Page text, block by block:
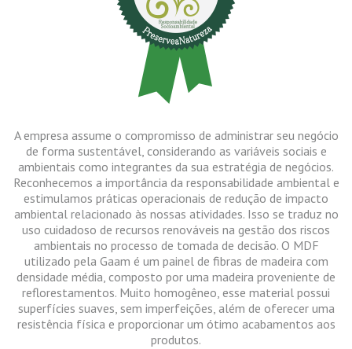
A empresa assume o compromisso de administrar seu negócio
de forma sustentável, considerando as variáveis sociais e
ambientais como integrantes da sua estratégia de negócios.
Reconhecemos a importância da responsabilidade ambiental e
estimulamos práticas operacionais de redução de impacto
ambiental relacionado às nossas atividades. Isso se traduz no
uso cuidadoso de recursos renováveis na gestão dos riscos
ambientais no processo de tomada de decisão. O MDF
utilizado pela Gaam é um painel de fibras de madeira com
densidade média, composto por uma madeira proveniente de
reflorestamentos. Muito homogêneo, esse material possui
superfícies suaves, sem imperfeições, além de oferecer uma
resistência física e proporcionar um ótimo acabamentos aos
produtos.